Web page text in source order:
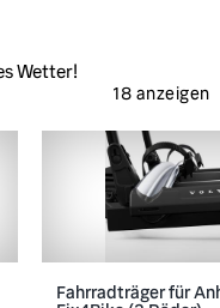
Wetter!
18 anzeigen
Fahrradträger für